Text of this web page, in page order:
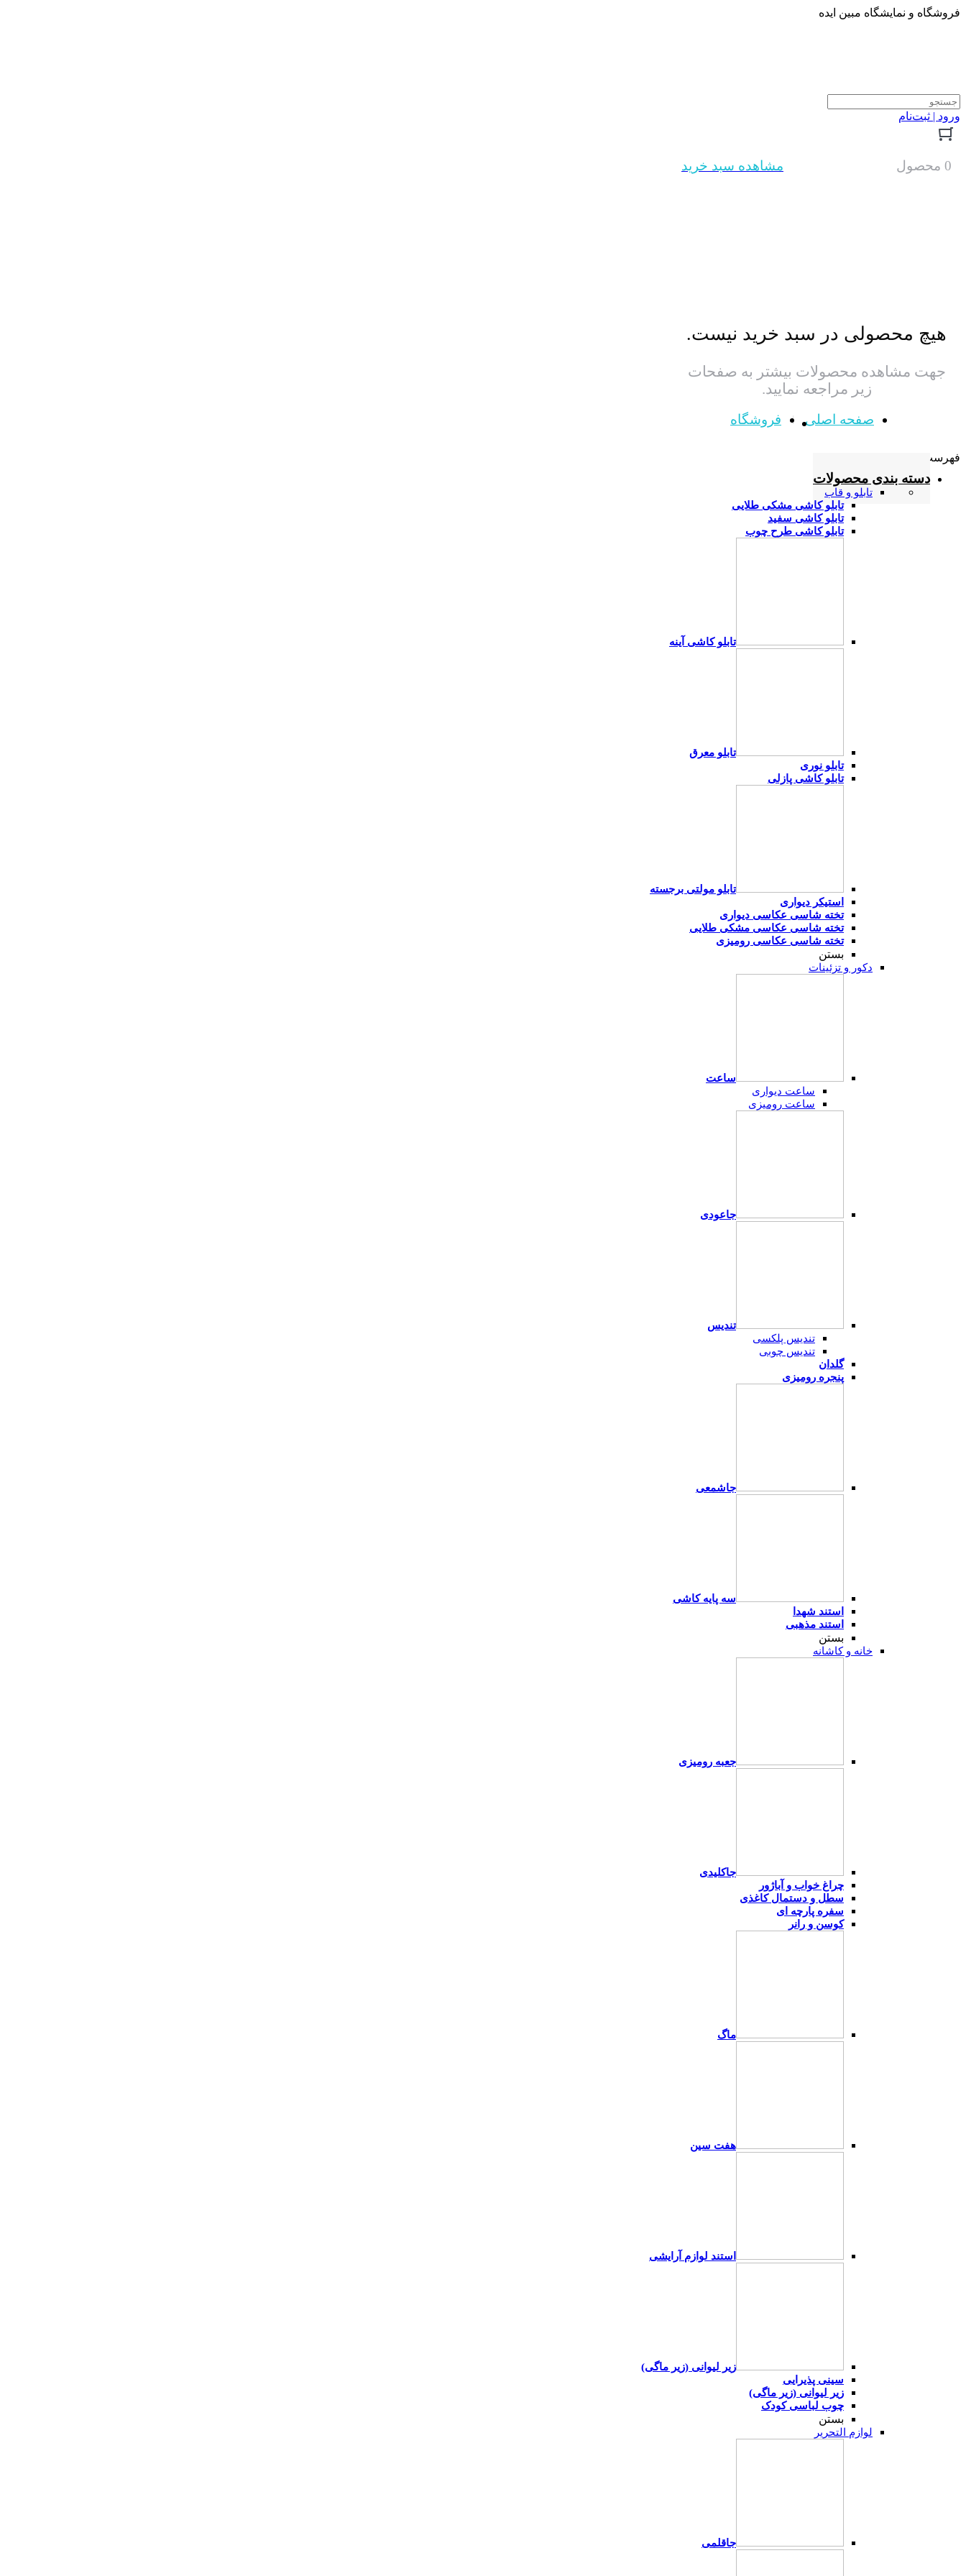
فروشگاه و نمایشگاه مبین ایده
ورود | ثبت‌نام
0 محصول مشاهده سبد خرید
هیچ محصولی در سبد خرید نیست.
جهت مشاهده محصولات بیشتر به صفحات
زیر مراجعه نمایید.
صفحه اصلی فروشگاه
فهرست
دسته بندی محصولات
تابلو و قاب
تابلو کاشی مشکی طلایی
تابلو کاشی سفید
تابلو کاشی طرح چوب
تابلو کاشی آینه
تابلو معرق
تابلو نوری
تابلو کاشی پازلی
تابلو مولتی برجسته
استیکر دیواری
تخته شاسی عکاسی دیواری
تخته شاسی عکاسی مشکی طلایی
تخته شاسی عکاسی رومیزی
بستن
دکور و تزئینات
ساعت
ساعت دیواری
ساعت رومیزی
جاعودی
تندیس
تندیس پلکسی
تندیس چوبی
گلدان
پنجره رومیزی
جاشمعی
سه پایه کاشی
استند شهدا
استند مذهبی
بستن
خانه و کاشانه
جعبه رومیزی
جاکلیدی
چراغ خواب و آباژور
سطل و دستمال کاغذی
سفره پارچه ای
کوسن و رانر
ماگ
هفت سین
استند لوازم آرایشی
زیر لیوانی (زیر ماگی)
سینی پذیرایی
زیر لیوانی (زیر ماگی)
چوب لباسی کودک
بستن
لوازم التحریر
جاقلمی